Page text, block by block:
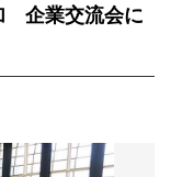
企業交流会に